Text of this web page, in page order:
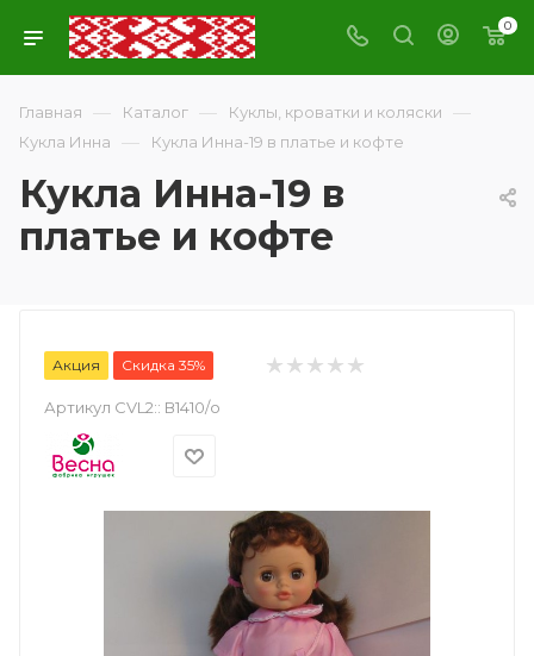
0
Главная — Каталог — Куклы, кроватки и коляски —
Кукла Инна — Кукла Инна-19 в платье и кофте
Кукла Инна-19 в
платье и кофте
Акция Скидка 35%
Артикул CVL2:: В1410/о